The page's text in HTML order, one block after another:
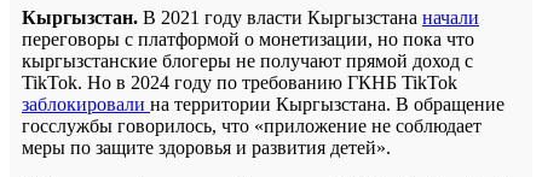
Кыргызстан. В 2021 году власти Кыргызстана начали
переговоры с платформой о монетизации, но пока что
кыргызстанские блогеры не получают прямой доход с
TikTok. Но в 2024 году по требованию ГКНБ TikTok
заблокировали на территории Кыргызстана. В обращение
госслужбы говорилось, что «приложение не соблюдает
меры по защите здоровья и развития детей».